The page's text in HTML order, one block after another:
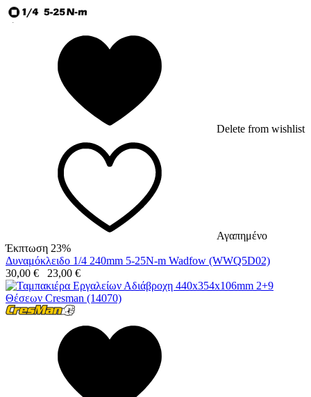
Delete from wishlist
Αγαπημένο
Έκπτωση 23%
Δυναμόκλειδο 1/4 240mm 5-25N-m Wadfow (WWQ5D02)
30,00 € 23,00 €